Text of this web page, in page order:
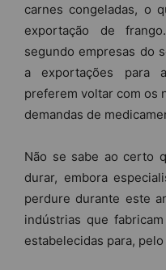
carnes congeladas, o
exportação de
segundo empresas do
a exportações para
preferem voltar com os
demandas de
Não se sabe ao certo
durar, embora
perdure durante este
indústrias que
estabelecidas para,